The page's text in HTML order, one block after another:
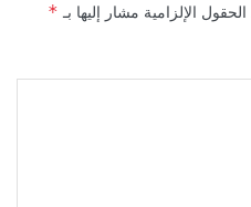
الحقول الإلزامية مشار إليها بـ *